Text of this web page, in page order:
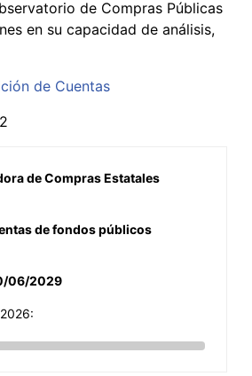
de Compras Públicas
en su capacidad de análisis,
de Cuentas
de Compras Estatales
de fondos públicos
06/2029